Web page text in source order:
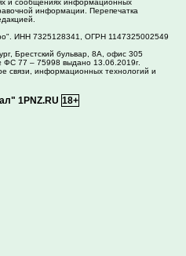
информации. Перепечатка
ИНН 7325128341, ОГРН 1147325002549
Брестский бульвар, 8А, офис 305
77 – 75998 выдано 13.06.2019г.
связи, информационных технологий и
1PNZ.RU 18+